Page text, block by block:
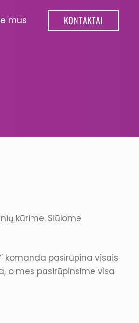
mus KONTAKTAI
kūrime. Siūlome
komanda pasirūpina visais
o mes pasirūpinsime visa